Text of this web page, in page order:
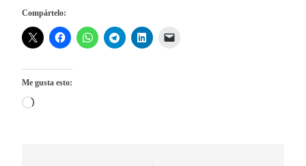
Compártelo:
Me gusta esto:
Cargando...